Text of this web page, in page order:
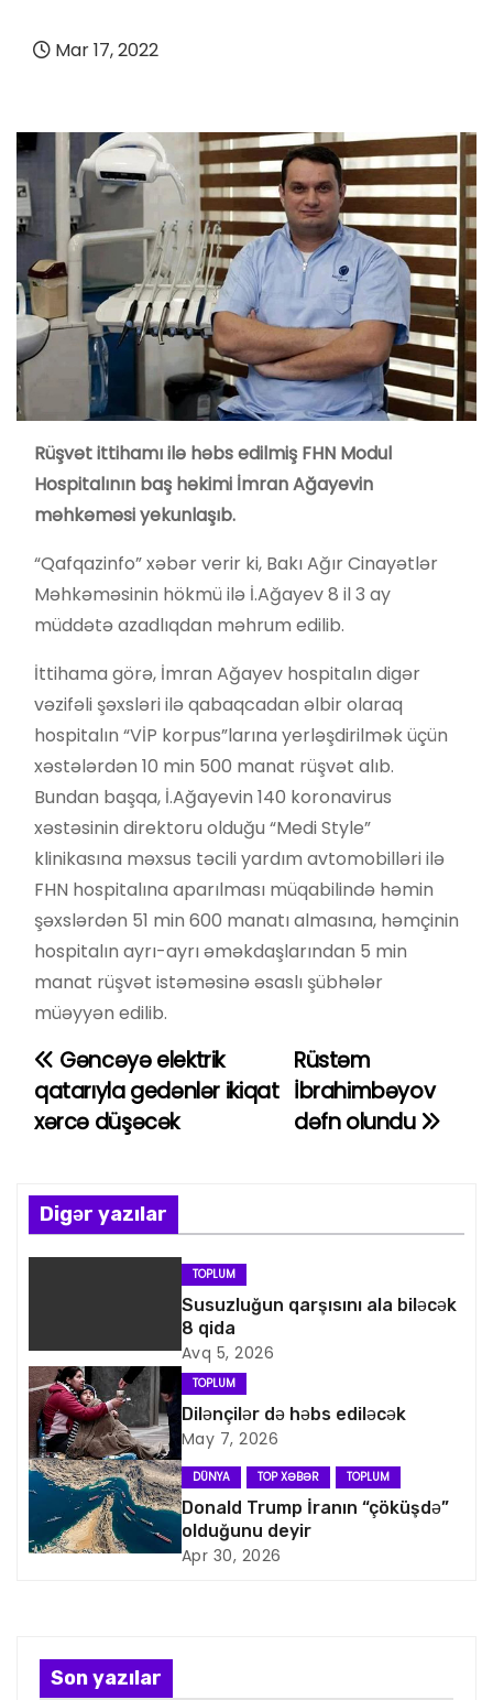
Mar 17, 2022
Rüşvət ittihamı ilə həbs edilmiş FHN Modul
Hospitalının baş həkimi İmran Ağayevin
məhkəməsi yekunlaşıb.
“Qafqazinfo” xəbər verir ki, Bakı Ağır Cinayətlər
Məhkəməsinin hökmü ilə İ.Ağayev 8 il 3 ay
müddətə azadlıqdan məhrum edilib.
İttihama görə, İmran Ağayev hospitalın digər
vəzifəli şəxsləri ilə qabaqcadan əlbir olaraq
hospitalın “VİP korpus”larına yerləşdirilmək üçün
xəstələrdən 10 min 500 manat rüşvət alıb.
Bundan başqa, İ.Ağayevin 140 koronavirus
xəstəsinin direktoru olduğu “Medi Style”
klinikasına məxsus təcili yardım avtomobilləri ilə
FHN hospitalına aparılması müqabilində həmin
şəxslərdən 51 min 600 manatı almasına, həmçinin
hospitalın ayrı-ayrı əməkdaşlarından 5 min
manat rüşvət istəməsinə əsaslı şübhələr
müəyyən edilib.
Y
a
ı
n
v
i
q
a
s
a
Rüstəm
İbrahimbəyov
dəfn olundu
Gəncəyə elektrik
qatarıyla gedənlər ikiqat
xərcə düşəcək
Digər yazılar
TOPLUM
Susuzluğun qarşısını ala biləcək
8 qida
Avq 5, 2026
TOPLUM
Dilənçilər də həbs ediləcək
May 7, 2026
DÜNYA TOP XƏBƏR TOPLUM
Donald Trump İranın “çöküşdə”
olduğunu deyir
Apr 30, 2026
Son yazılar